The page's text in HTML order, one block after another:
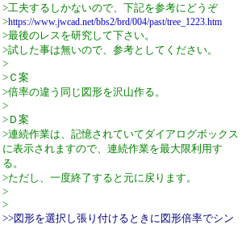
>工夫するしかないので、下記を参考にどうぞ
>https://www.jwcad.net/bbs2/brd/004/past/tree_1223.htm
>最後のレスを研究して下さい。
>試した事は無いので、参考としてください。
>
>Ｃ案
>倍率の違う同じ図形を沢山作る。
>
>Ｄ案
>連続作業は、記憶されていてダイアログボックス
に表示されますので、連続作業を最大限利用す
る。
>ただし、一度終了すると元に戻ります。
>
>
>>図形を選択し張り付けるときに図形倍率でシン